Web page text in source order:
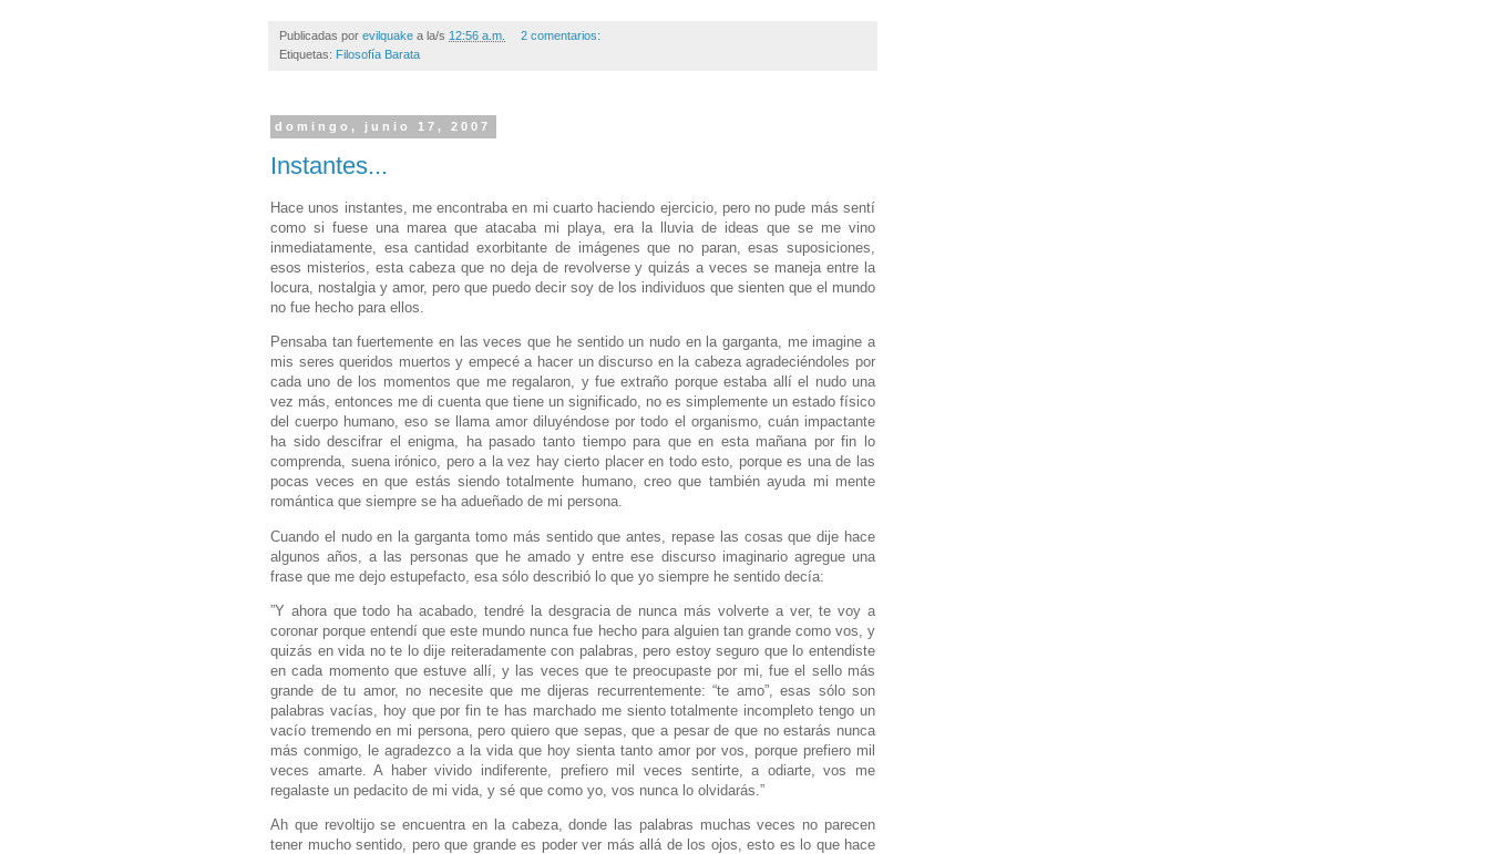
Publicadas por evilquake a la/s 12:56 a.m.
2 comentarios:
Etiquetas: Filosofía Barata
domingo, junio 17, 2007
Instantes...
Hace unos instantes, me encontraba en mi cuarto haciendo ejercicio, pero no pude más sentí
como si fuese una marea que atacaba mi playa, era la lluvia de ideas que se me vino
inmediatamente, esa cantidad exorbitante de imágenes que no paran, esas suposiciones,
esos misterios, esta cabeza que no deja de revolverse y quizás a veces se maneja entre la
locura, nostalgia y amor, pero que puedo decir soy de los individuos que sienten que el mundo
no fue hecho para ellos.
Pensaba tan fuertemente en las veces que he sentido un nudo en la garganta, me imagine a
mis seres queridos muertos y empecé a hacer un discurso en la cabeza agradeciéndoles por
cada uno de los momentos que me regalaron, y fue extraño porque estaba allí el nudo una
vez más, entonces me di cuenta que tiene un significado, no es simplemente un estado físico
del cuerpo humano, eso se llama amor diluyéndose por todo el organismo, cuán impactante
ha sido descifrar el enigma, ha pasado tanto tiempo para que en esta mañana por fin lo
comprenda, suena irónico, pero a la vez hay cierto placer en todo esto, porque es una de las
pocas veces en que estás siendo totalmente humano, creo que también ayuda mi mente
romántica que siempre se ha adueñado de mi persona.
Cuando el nudo en la garganta tomo más sentido que antes, repase las cosas que dije hace
algunos años, a las personas que he amado y entre ese discurso imaginario agregue una
frase que me dejo estupefacto, esa sólo describió lo que yo siempre he sentido decía:
”Y ahora que todo ha acabado, tendré la desgracia de nunca más volverte a ver, te voy a
coronar porque entendí que este mundo nunca fue hecho para alguien tan grande como vos, y
quizás en vida no te lo dije reiteradamente con palabras, pero estoy seguro que lo entendiste
en cada momento que estuve allí, y las veces que te preocupaste por mi, fue el sello más
grande de tu amor, no necesite que me dijeras recurrentemente: “te amo”, esas sólo son
palabras vacías, hoy que por fin te has marchado me siento totalmente incompleto tengo un
vacío tremendo en mi persona, pero quiero que sepas, que a pesar de que no estarás nunca
más conmigo, le agradezco a la vida que hoy sienta tanto amor por vos, porque prefiero mil
veces amarte. A haber vivido indiferente, prefiero mil veces sentirte, a odiarte, vos me
regalaste un pedacito de mi vida, y sé que como yo, vos nunca lo olvidarás.”
Ah que revoltijo se encuentra en la cabeza, donde las palabras muchas veces no parecen
tener mucho sentido, pero que grande es poder ver más allá de los ojos, esto es lo que hace